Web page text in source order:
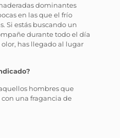
dominantes
en las que el frío
Si estás buscando un
durante todo el día
has llegado al lugar
hombres que
una fragancia de